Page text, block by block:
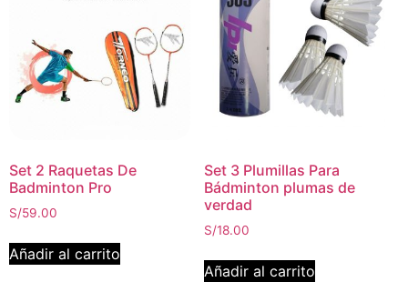
Set 2 Raquetas De
Badminton Pro
S/59.00
Añadir al carrito
Set 3 Plumillas Para
Bádminton plumas de
verdad
S/18.00
Añadir al carrito